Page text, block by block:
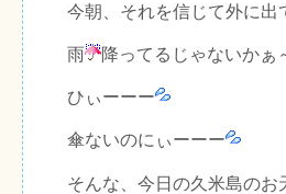
今朝、それを信じて外に出
雨 降ってるじゃないかぁ
ひぃーーー
傘ないのにぃーーー
そんな、今日の久米島のお